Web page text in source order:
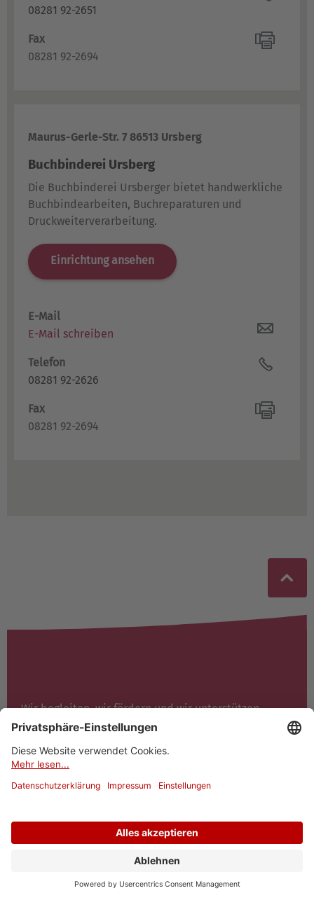
08281 92-2651
Fax
08281 92-2694
Maurus-Gerle-Str. 7 86513 Ursberg
Buchbinderei Ursberg
Die Buchbinderei Ursberger bietet handwerkliche
Buchbindearbeiten, Buchreparaturen und
Druckweiterverarbeitung.
Einrichtung ansehen
E-Mail
E-Mail schreiben
Telefon
08281 92-2626
Fax
08281 92-2694
Wir begleiten, wir fördern und wir unterstützen
Menschen. Wir tun dies aus Überzeugung und auf
dem Fundament unserer christlichen Grundhaltung.
Ansprechpartner
Pendla - Mitfahrzentrale